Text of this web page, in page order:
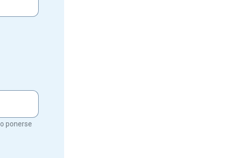
ponerse